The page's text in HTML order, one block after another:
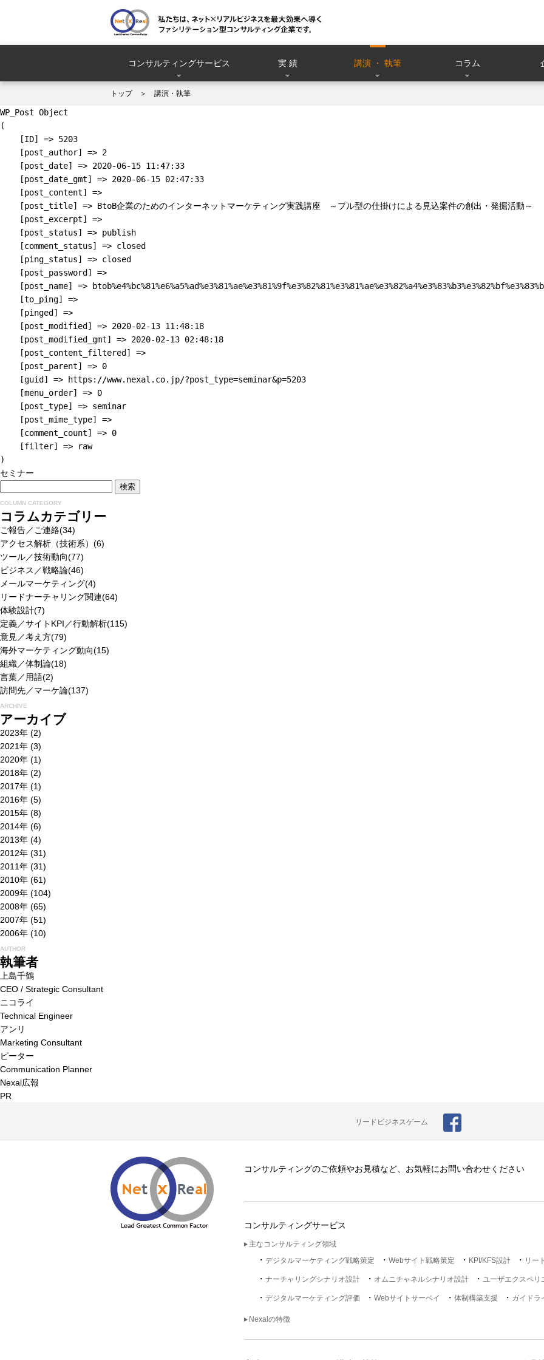
コンサルティングサービス 実 績 講演 ・ 執筆 コラム
トップ 講演・執筆
WP_Post Object
(
    [ID] => 5203
    [post_author] => 2
    [post_date] => 2020-06-15 11:47:33
    [post_date_gmt] => 2020-06-15 02:47:33
    [post_content] =>
    [post_title] => BtoB企業のためのインターネットマーケティング実践講座　～プル型の仕掛けによる見込案件の創出・発掘活動～
    [post_excerpt] =>
    [post_status] => publish
    [comment_status] => closed
    [ping_status] => closed
    [post_password] =>
[post_name] =>
    [to_ping] =>
    [pinged] =>
    [post_modified] => 2020-02-13 11:48:18
    [post_modified_gmt] => 2020-02-13 02:48:18
    [post_content_filtered] =>
    [post_parent] => 0
    [guid] => https://www.nexal.co.jp/?post_type=seminar&p=5203
    [menu_order] => 0
    [post_type] => seminar
    [post_mime_type] =>
    [comment_count] => 0
    [filter] => raw
セミナー
COLUMN CATEGORY
コラムカテゴリー
ご報告／ご連絡(34)
アクセス解析（技術系） (6)
ツール／技術動向(77)
ビジネス／戦略論(46)
メールマーケティング(4)
リードナーチャリング関連(64)
体験設計(7)
定義／サイトKPI／行動解析(115)
意見／考え方(79)
海外マーケティング動向(15)
組織／体制論(18)
言葉／用語(2)
訪問先／マーケ論(137)
ARCHIVE
アーカイブ
2023年 (2)
2021年 (3)
2020年 (1)
2018年 (2)
2017年 (1)
2016年 (5)
2015年 (8)
2014年 (6)
2013年 (4)
2012年 (31)
2011年 (31)
2010年 (61)
2009年 (104)
2008年 (65)
2007年 (51)
2006年 (10)
AUTHOR
執筆者
上島千鶴
CEO / Strategic Consultant
ニコライ
Technical Engineer
アンリ
Marketing Consultant
ピーター
Communication Planner
Nexal広報
PR
リードビジネスゲーム
コンサルティングのご依頼やお見積など、お気軽にお問い合わせください
コンサルティングサービス
主なコンサルティング領域
デジタルマーケティング戦略策定
Webサイト戦略策定 KPI/KFS設計 リー
ナーチャリングシナリオ設計 オムニチャネルシナリオ設計 ユーザエクスペリ
デジタルマーケティング評価 Webサイトサーベイ 体制構築支援 ガイドラ
Nexalの特徴